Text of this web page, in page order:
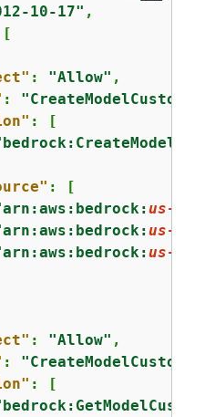
10-17" ,
: "Allow" ,
:
: [
: [
us-
us-
us-
: "Allow" ,
:
: [